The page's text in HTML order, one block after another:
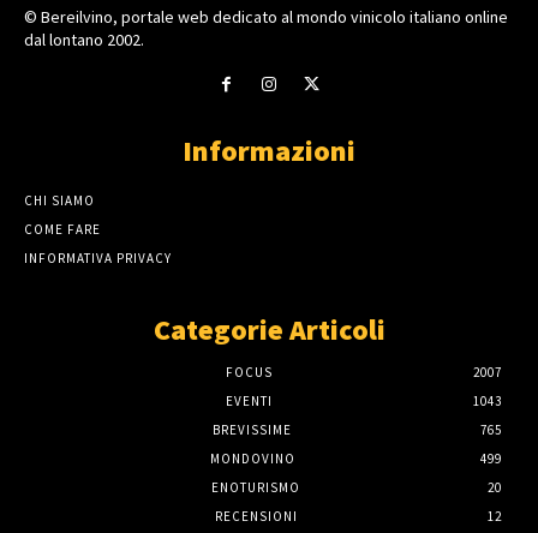
© Bereilvino, portale web dedicato al mondo vinicolo italiano online
dal lontano 2002.
Informazioni
CHI SIAMO
COME FARE
INFORMATIVA PRIVACY
Categorie Articoli
FOCUS
2007
EVENTI
1043
BREVISSIME
765
MONDOVINO
499
ENOTURISMO
20
RECENSIONI
12